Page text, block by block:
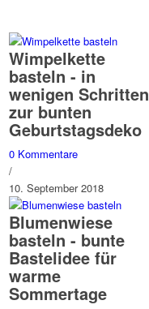
Wimpelkette
basteln - in
wenigen Schritten
zur bunten
Geburtstagsdeko
0 Kommentare
/
10. September 2018
Blumenwiese
basteln - bunte
Bastelidee für
warme
Sommertage